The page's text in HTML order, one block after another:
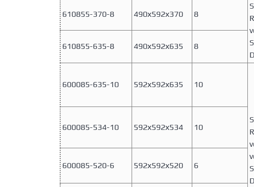
610855-370-8 490х592х370 8
610855-635-8
490х592х635 8
600085-635-10 592х592х635 10
600085-534-10 592х592х534 10
600085-520-6 592х592х520 6